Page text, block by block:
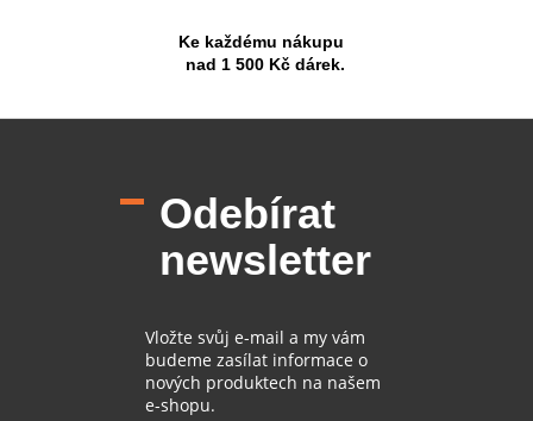
Ke každému nákupu
nad 1 500 Kč dárek.
Odebírat
newsletter
Vložte svůj e-mail a my vám
budeme zasílat informace o
nových produktech na našem
e-shopu.